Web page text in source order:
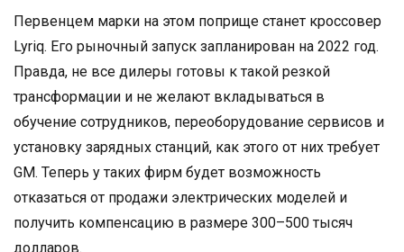
Первенцем марки на этом поприще станет кроссовер
Lyriq. Его рыночный запуск запланирован на 2022 год.
Правда, не все дилеры готовы к такой резкой
трансформации и не желают вкладываться в
обучение сотрудников, переоборудование сервисов и
установку зарядных станций, как этого от них требует
GM. Теперь у таких фирм будет возможность
отказаться от продажи электрических моделей и
получить компенсацию в размере 300–500 тысяч
долларов.